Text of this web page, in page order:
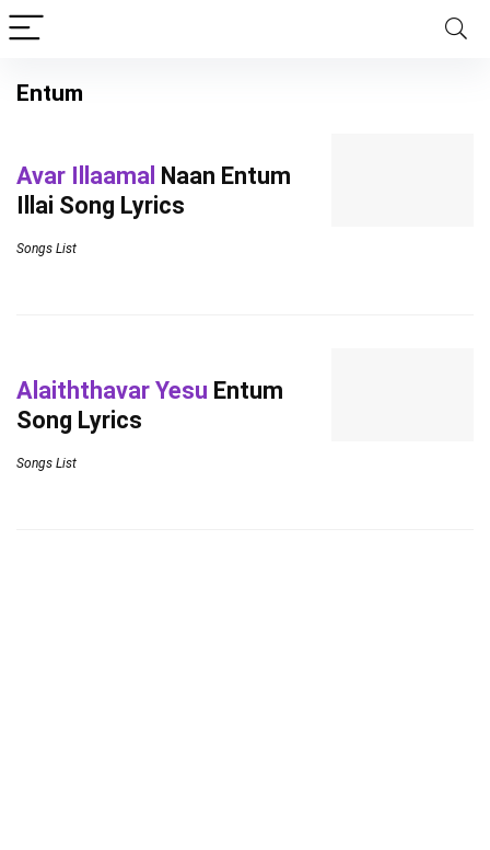
Entum
Avar Illaamal Naan Entum
Illai Song Lyrics
Songs List
Alaiththavar Yesu Entum
Song Lyrics
Songs List